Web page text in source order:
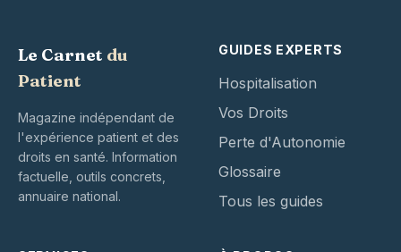
Le Carnet du
Patient
Magazine indépendant de
l'expérience patient et des
droits en santé. Information
factuelle, outils concrets,
annuaire national.
GUIDES EXPERTS
Hospitalisation
Vos Droits
Perte d'Autonomie
Glossaire
Tous les guides